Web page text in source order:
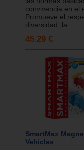
convivencia en el
Promueve el
diversidad, la...
45.29 €
SmartMax
Vehicles